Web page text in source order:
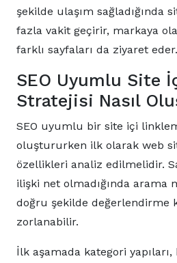
şekilde ulaşım sağladığında
fazla vakit geçirir, markaya
farklı sayfaları da ziyaret eder.
SEO Uyumlu Site
Stratejisi Nasıl
SEO uyumlu bir site içi
oluştururken ilk olarak web
özellikleri analiz edilmelidir.
ilişki net olmadığında arama
doğru şekilde değerlendirme
zorlanabilir.
İlk aşamada kategori